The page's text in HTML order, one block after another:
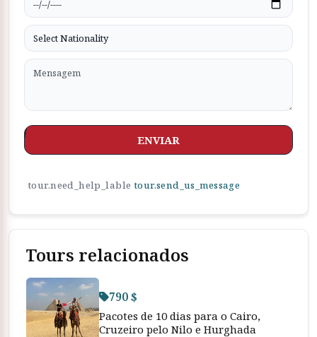
ENVIAR
tour.need_help_lable tour.send_us_message
Tours relacionados
790 $
Pacotes de 10 dias para o Cairo,
Cruzeiro pelo Nilo e Hurghada